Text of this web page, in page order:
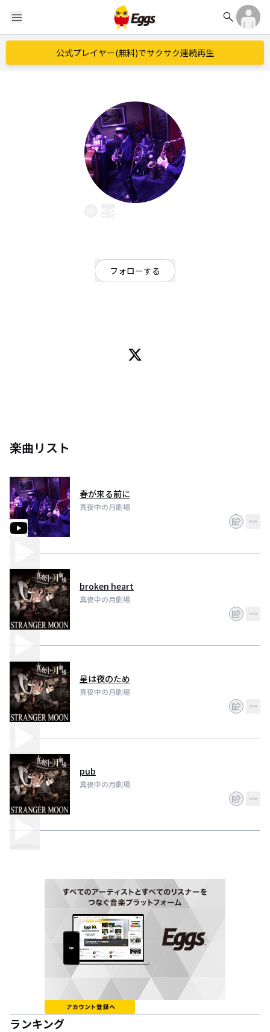
menu search
公式プレイヤー(無料)でサクサク連続再生
フォローする
できた足跡を意味する。
楽曲リスト
春が来る前に
真夜中の月劇場
broken heart
真夜中の月劇場
星は夜のため
真夜中の月劇場
pub
真夜中の月劇場
ランキング